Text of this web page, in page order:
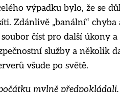
výpadku bylo, že se
Zdánlivě „banální“
číst pro další úkony
služby a několik
všude po světě.
mylně